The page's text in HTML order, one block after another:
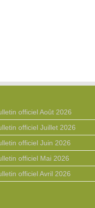
officiel Août 2026
officiel Juillet 2026
officiel Juin 2026
officiel Mai 2026
officiel Avril 2026